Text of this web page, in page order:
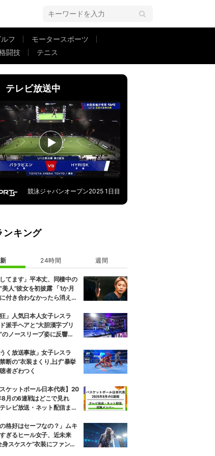
フ
モータースポーツ
闘技 テニス
シーンが話題に「美しさも可愛さも兼ね備える」
テレビ放送中
競泳ジャパンオープン2025 1日目
ンキング
24時間 週間
してます」平本丈、同棲中の
美人”彼女を初披露 「1か月
付き合わなかったら消え
狂」人気日本人女子レスラ
派手ヘアと“大胆漢字プリ
のノースリーブ姿に反響
うく放送事故」女子レスラ
断の“衣装まくり上げ”暴挙
者ざわつく
スケットボール日本代表】20
月の6連戦はどこで見れ
レビ放送・ネット配信まと
の格好はセーフなの？」ムキ
ぎるヒール女子、近未来
身スケスケ”衣装にファンツ